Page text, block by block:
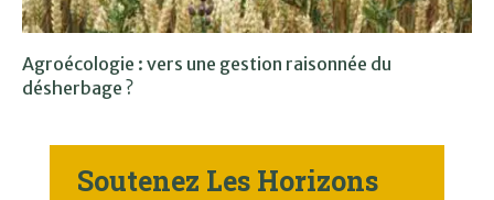
Agroécologie : vers une gestion raisonnée du
désherbage ?
Soutenez Les Horizons